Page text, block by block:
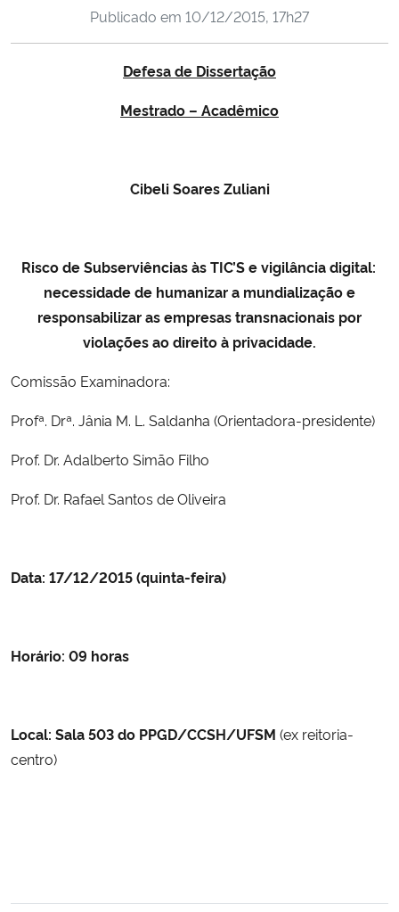
Ministério da Cidadania
Ministério de Minas e Energia
Ministério do Desenvolvimento Regional
Controladoria-Geral da União
Advocacia-Geral da União
Publicado em 10/12/2015, 17h27
Defesa de Dissertação
Mestrado – Acadêmico
Cibeli Soares Zuliani
Risco de Subserviências às TIC’Se vigilância digital:
necessidade de humanizar a mundialização e
responsabilizar as empresas transnacionais por
violações ao direito à privacidade.
Comissão Examinadora:
Profª. Drª. Jânia M. L. Saldanha (Orientadora-presidente)
Prof. Dr. Adalberto Simão Filho
Prof. Dr. Rafael Santos de Oliveira
Data: 17/12/2015 (quinta-feira)
Horário: 09 horas
Local: Sala 503 do PPGD/CCSH/UFSM (ex reitoria-
centro)